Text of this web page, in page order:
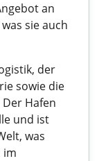
an
sie auch
der
sowie die
Hafen
und ist
was
im